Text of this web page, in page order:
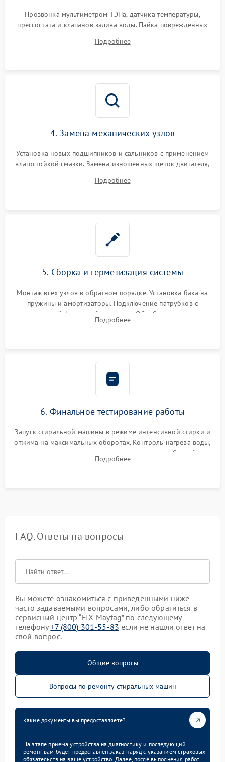
Прозвонка мультиметром ТЭНа, датчика температуры,
прессостата и клапанов залива воды. Пайка поврежденных
Восстановление целостности проводки и контактов.
Подробнее
4. Замена механических узлов
Установка новых подшипников и сальников с применением
влагостойкой смазки. Замена изношенных щеток двигателя,
или поврежденной резиновой манжеты.
Подробнее
5. Сборка и герметизация системы
Монтаж всех узлов в обратном порядке. Установка бака на
пружины и амортизаторы. Подключение патрубков с
надежной фиксацией хомутами. Обработка стыков
герметиком для предотвращения возможных протечек воды.
Подробнее
6. Финальное тестирование работы
Запуск стиральной машины в режиме интенсивной стирки и
отжима на максимальных оборотах. Контроль нагрева воды,
корректности слива, отсутствия излишних вибраций,
посторонних стуков и протечек под корпусом.
Подробнее
FAQ. Ответы на вопросы
Вы можете ознакомиться с приведенными ниже
часто задаваемыми вопросами, либо обратиться в
сервисный центр “FIX-Maytag” по следующему
телефону+7 (800) 301-55-83 если не нашли ответ на
свой вопрос.
Общие вопросы
Вопросы по ремонту стиральных машин
Какие документы вы предоставляете?
На этапе приема устройства на диагностику и последующий
ремонт вам будет предоставлен заказ-наряд с указанием страховых
обязательств на ваше устройство. Далее, после выполнения работ